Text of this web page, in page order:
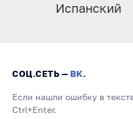
Испанский
СОЦ.СЕТЬ — ВК.
Если нашли ошибку в
Ctrl+Enter.